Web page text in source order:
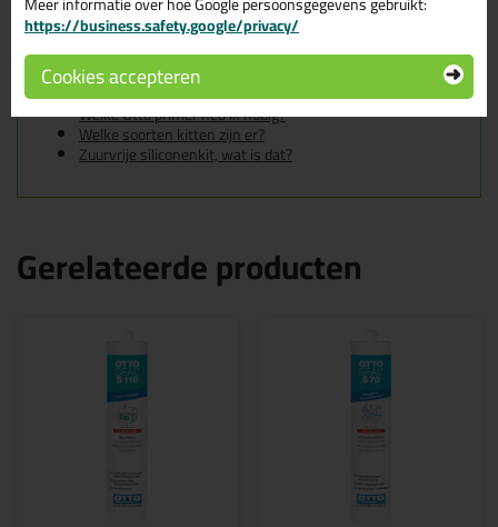
Tips & tricks voor Ottoseal S100
300ml
In de volgende blogs wordt dit product gebruikt:
De badkamer kitten? Lees hier hoe!
Welke Otto primer heb ik nodig?
Welke soorten kitten zijn er?
Zuurvrije siliconenkit, wat is dat?
Gerelateerde producten
https://business.safety.google/privacy/
Cookies accepteren